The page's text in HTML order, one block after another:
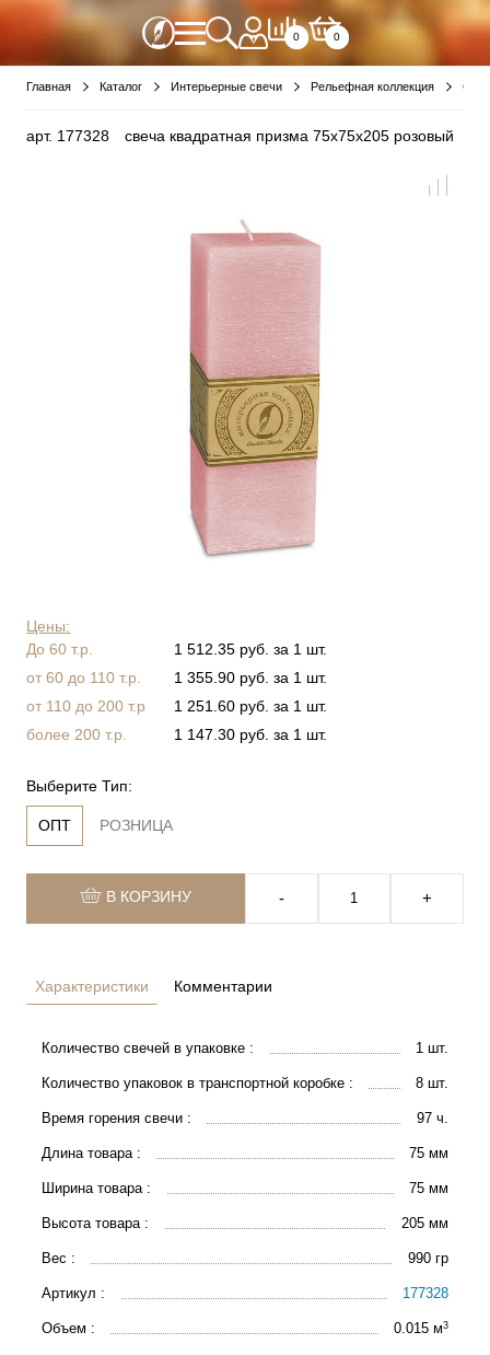
0 0
Главная Каталог Интерьерные свечи Рельефная коллекция
арт. 177328 свеча квадратная призма 75х75х205 розовый
Цены:
До 60 т.р.
1 512.35 руб. за 1 шт.
от 60 до 110 т.р.
1 355.90 руб. за 1 шт.
от 110 до 200 т.р
1 251.60 руб. за 1 шт.
более 200 т.р.
1 147.30 руб. за 1 шт.
Выберите Тип:
ОПТ РОЗНИЦА
В КОРЗИНУ ‐ +
Характеристики
Количество свечей в упаковке : 1 шт.
Количество упаковок в транспортной коробке : 8 шт.
Время горения свечи : 97 ч.
Длина товара : 75 мм
Ширина товара : 75 мм
Высота товара : 205 мм
Вес : 990 гр
Артикул : 177328
Объем : 0.015 м3
Комментарии